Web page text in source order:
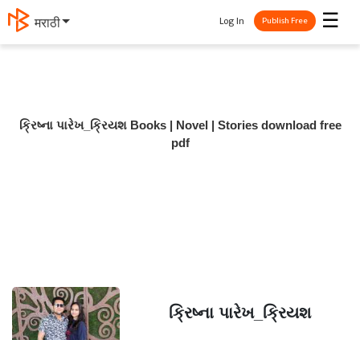
मराठी ☰
Log In Publish Free
ક્રિષ્ના પારેખ_ક્રિયશ Books | Novel | Stories download free
pdf
ક્રિષ્ના પારેખ_ક્રિયશ